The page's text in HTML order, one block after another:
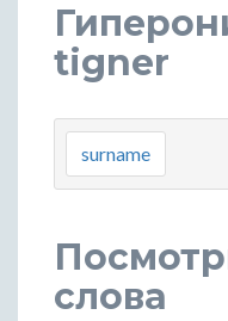
tigner
surname
слова